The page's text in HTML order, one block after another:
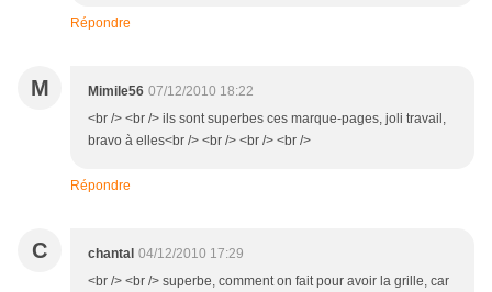
Répondre
M Mimile56 07/12/2010 18:22
<br /> <br /> ils sont superbes ces marque-pages, joli travail,
bravo à elles<br /> <br /> <br /> <br />
Répondre
C chantal 04/12/2010 17:29
<br /> <br /> superbe, comment on fait pour avoir la grille, car